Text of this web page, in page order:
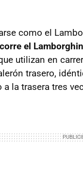
como el
el
utilizan en
trasero,
la trasera tres